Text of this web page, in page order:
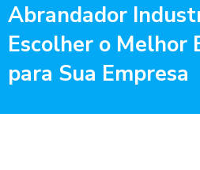
Abrandador
Escolher o Melhor
para Sua Empresa